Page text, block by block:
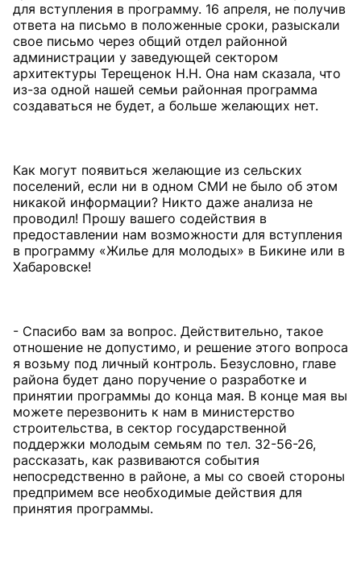
для вступления в программу. 16 апреля, не получив
ответа на письмо в положенные сроки, разыскали
свое письмо через общий отдел районной
администрации у заведующей сектором
архитектуры Терещенок Н.Н. Она нам сказала, что
из-за одной нашей семьи районная программа
создаваться не будет, а больше желающих нет.
Как могут появиться желающие из сельских
поселений, если ни в одном СМИ не было об этом
никакой информации? Никто даже анализа не
проводил! Прошу вашего содействия в
предоставлении нам возможности для вступления
в программу «Жилье для молодых» в Бикине или в
Хабаровске!
- Спасибо вам за вопрос. Действительно, такое
отношение не допустимо, и решение этого вопроса
я возьму под личный контроль. Безусловно, главе
района будет дано поручение о разработке и
принятии программы до конца мая. В конце мая вы
можете перезвонить к нам в министерство
строительства, в сектор государственной
поддержки молодым семьям по тел. 32-56-26,
рассказать, как развиваются события
непосредственно в районе, а мы со своей стороны
предпримем все необходимые действия для
принятия программы.